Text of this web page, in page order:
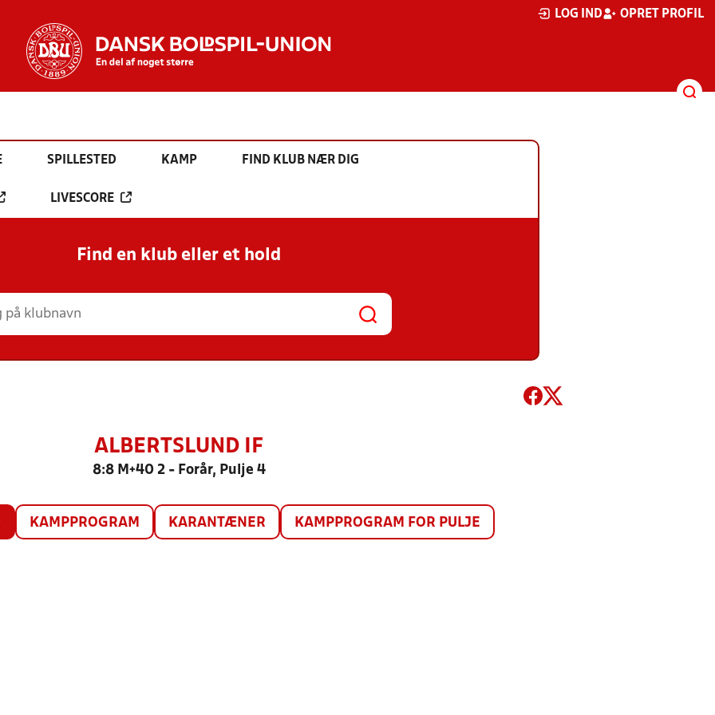
LOG IND OPRET PROFIL
SPILLESTED KAMP FIND KLUB NÆR DIG
LIVESCORE
Find en klub eller et hold
ALBERTSLUND IF
8:8 M+40 2 - Forår, Pulje 4
KAMPPROGRAM KARANTÆNER KAMPPROGRAM FOR PULJE